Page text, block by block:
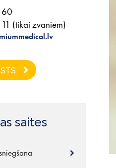
60
(tikai zvaniem)
saites